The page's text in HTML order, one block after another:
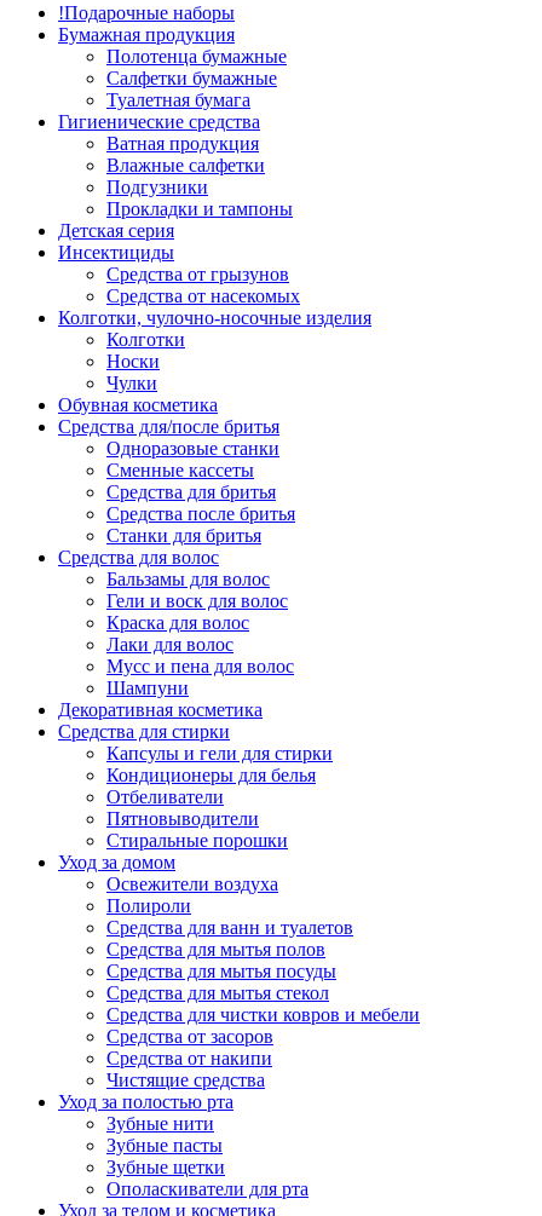
!Подарочные наборы
Бумажная продукция
Полотенца бумажные
Салфетки бумажные
Туалетная бумага
Гигиенические средства
Ватная продукция
Влажные салфетки
Подгузники
Прокладки и тампоны
Детская серия
Инсектициды
Средства от грызунов
Средства от насекомых
Колготки, чулочно-носочные изделия
Колготки
Носки
Чулки
Обувная косметика
Средства для/после бритья
Одноразовые станки
Сменные кассеты
Средства для бритья
Средства после бритья
Станки для бритья
Средства для волос
Бальзамы для волос
Гели и воск для волос
Краска для волос
Лаки для волос
Мусс и пена для волос
Шампуни
Декоративная косметика
Средства для стирки
Капсулы и гели для стирки
Кондиционеры для белья
Отбеливатели
Пятновыводители
Стиральные порошки
Уход за домом
Освежители воздуха
Полироли
Средства для ванн и туалетов
Средства для мытья полов
Средства для мытья посуды
Средства для мытья стекол
Средства для чистки ковров и мебели
Средства от засоров
Средства от накипи
Чистящие средства
Уход за полостью рта
Зубные нити
Зубные пасты
Зубные щетки
Ополаскиватели для рта
Уход за телом и косметика